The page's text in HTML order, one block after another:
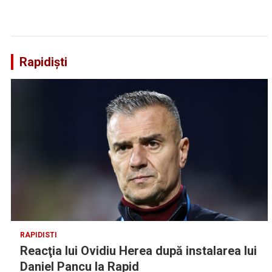
Rapidiști
RAPIDISTI
Reacţia lui Ovidiu Herea după instalarea lui
Daniel Pancu la Rapid